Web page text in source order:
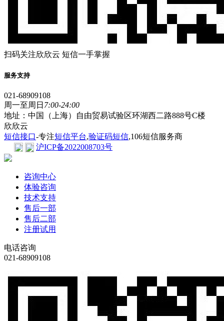
扫码关注欣欣云 短信一手掌握
服务支持
021-68909108
周一至周日 7:00-24:00
地址：中国（上海）自由贸易试验区环湖西二路888号C楼
欣欣云
短信接口-专注短信平台,验证码短信,106短信服务商
沪ICP备2022008703号
咨询中心
体验咨询
技术支持
售后一部
售后二部
注册试用
电话咨询
021-68909108